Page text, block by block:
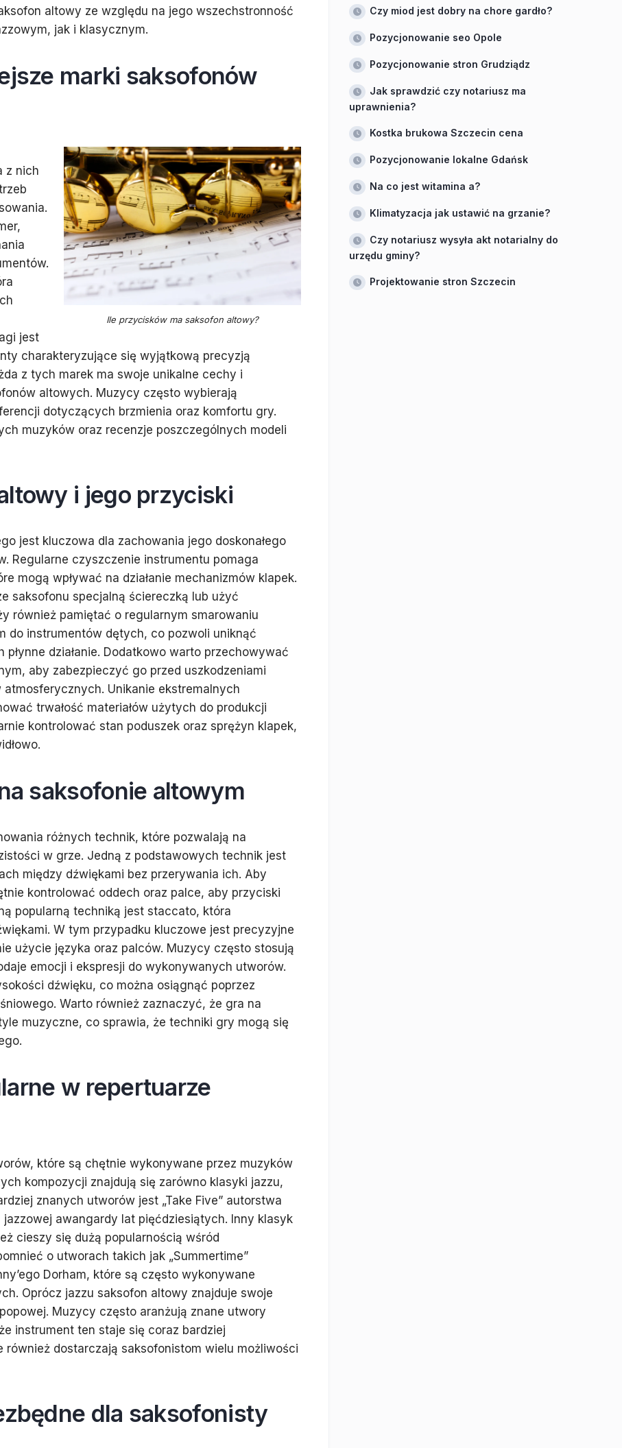
altowy ze względu na jego wszechstronność
jak i klasycznym.
marki saksofonów
Ile przycisków ma saksofon altowy?
z nich
jest
charakteryzujące się wyjątkową precyzją
z tych marek ma swoje unikalne cechy i
altowych. Muzycy często wybierają
dotyczących brzmienia oraz komfortu gry.
muzyków oraz recenzje poszczególnych modeli
i jego przyciski
jest kluczowa dla zachowania jego doskonałego
Regularne czyszczenie instrumentu pomaga
mogą wpływać na działanie mechanizmów klapek.
saksofonu specjalną ściereczką lub użyć
również pamiętać o regularnym smarowaniu
do instrumentów dętych, co pozwoli uniknąć
działanie. Dodatkowo warto przechowywać
aby zabezpieczyć go przed uszkodzeniami
Unikanie ekstremalnych
trwałość materiałów użytych do produkcji
kontrolować stan poduszek oraz sprężyn klapek,
saksofonie altowym
różnych technik, które pozwalają na
w grze. Jedną z podstawowych technik jest
między dźwiękami bez przerywania ich. Aby
kontrolować oddech oraz palce, aby przyciski
popularną techniką jest staccato, która
W tym przypadku kluczowe jest precyzyjne
użycie języka oraz palców. Muzycy często stosują
emocji i ekspresji do wykonywanych utworów.
dźwięku, co można osiągnąć poprzez
Warto również zaznaczyć, że gra na
muzyczne, co sprawia, że techniki gry mogą się
w repertuarze
które są chętnie wykonywane przez muzyków
kompozycji znajdują się zarówno klasyki jazzu,
znanych utworów jest „Take Five” autorstwa
jazzowej awangardy lat pięćdziesiątych. Inny klasyk
cieszy się dużą popularnością wśród
o utworach takich jak „Summertime”
Dorham, które są często wykonywane
Oprócz jazzu saksofon altowy znajduje swoje
Muzycy często aranżują znane utwory
instrument ten staje się coraz bardziej
również dostarczają saksofonistom wielu możliwości
dla saksofonisty
Czy miod jest dobry na chore gardło?
Pozycjonowanie seo Opole
Pozycjonowanie stron Grudziądz
Jak sprawdzić czy notariusz ma
uprawnienia?
Kostka brukowa Szczecin cena
Pozycjonowanie lokalne Gdańsk
Na co jest witamina a?
Klimatyzacja jak ustawić na grzanie?
Czy notariusz wysyła akt notarialny do
urzędu gminy?
Projektowanie stron Szczecin